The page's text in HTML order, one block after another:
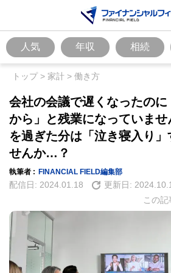
人気 年収 相続
トップ> 家計 > 働き方
会社の会議で遅くなったの
から」と残業になっていま
を過ぎた分は「泣き寝入り」
せんか…？
執筆者 : FINANCIAL FIELD編集部
配信日: 2024.01.18 更新日:
この記